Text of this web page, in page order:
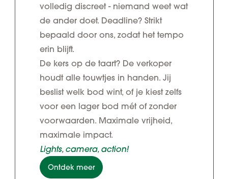
volledig discreet - niemand weet wat
de ander doet. Deadline? Strikt
bepaald door ons, zodat het tempo
erin blijft.
De kers op de taart? De verkoper
houdt alle touwtjes in handen. Jij
beslist welk bod wint, of je kiest zelfs
voor een lager bod mét of zonder
voorwaarden. Maximale vrijheid,
maximale impact.
Lights, camera, action!
Ontdek meer